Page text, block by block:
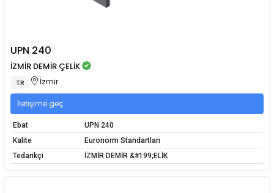
UPN 240
İZMİR DEMİR ÇELİK
TR İzmir
İletişime geç
Ebat
UPN 240
Kalite
Euronorm Standartları
Tedarikçi
İZMİR DEMİR &#199;ELİK